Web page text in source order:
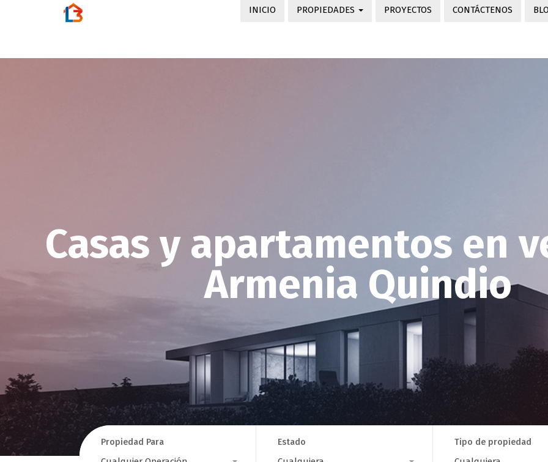
INICIO PROPIEDADES PROYECTOS CONTÁCTENOS
Casas y apartamentos en
Armenia Quindio
Propiedad Para
Propiedad
Estado
Estado
Tipo de propiedad
Tipo